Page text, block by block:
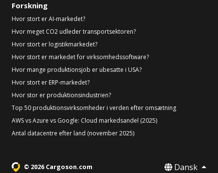
Forskning
Hvor stort er AI-markedet?
Hvor meget CO2 udleder transportsektoren?
Hvor stort er logistikmarkedet?
Hvor stort er markedet for virksomhedssoftware?
Hvor mange produktionsjob er ubesatte i USA?
Hvor stort er ERP-markedet?
Hvor stor er produktionsindustrien?
Top 50 produktionsvirksomheder i verden efter omsætning
AWS vs Azure vs Google: Cloud markedsandel (2025)
Antal datacentre efter land (november 2025)
© 2026 Cargoson.com Dansk